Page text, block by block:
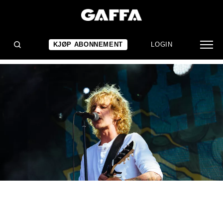
KJØP ABONNEMENT LOGIN
KONSERTANMELDELSE
Tomhetsdyrkelse